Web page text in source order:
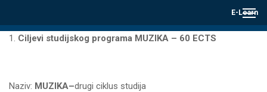
E-Learn
Ciljevi studijskog programa MUZIKA – 60 ECTS
Naziv: MUZIKA–drugi ciklus studija